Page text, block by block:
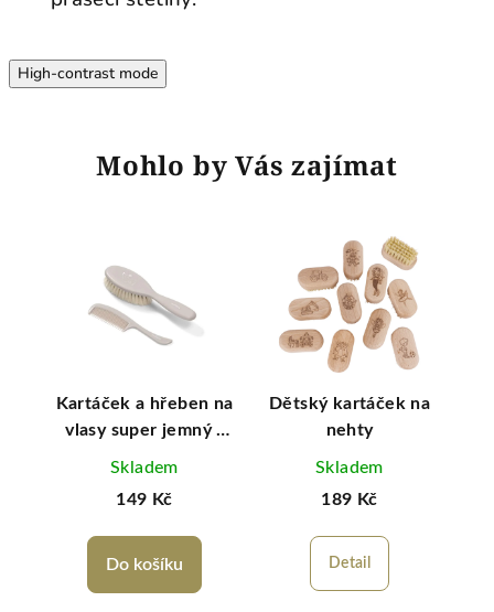
High-contrast mode
Mohlo by Vás zajímat
Kartáček a hřeben na
vlasy super jemný -
Skladem
149 Kč
Do košíku
Dětský kartáček na
nehty
Skladem
189 Kč
Detail